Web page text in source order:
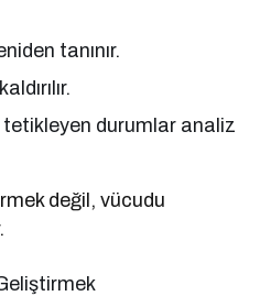
tanınır.
tetikleyen durumlar analiz
değil, vücudu